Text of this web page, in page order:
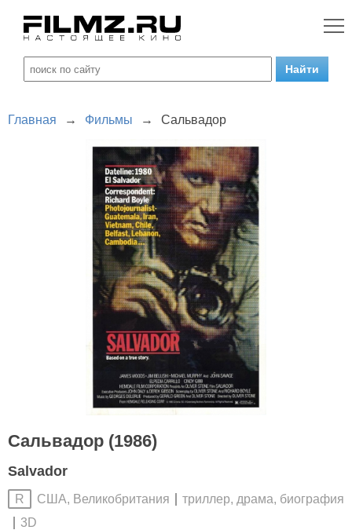
Главная → Фильмы → Сальвадор
Сальвадор (1986)
Salvador
R США, Великобритания
триллер, драма, биография
3D